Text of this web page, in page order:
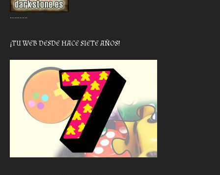
………..
¡TU WEB DESDE HACE SIETE AÑOS!